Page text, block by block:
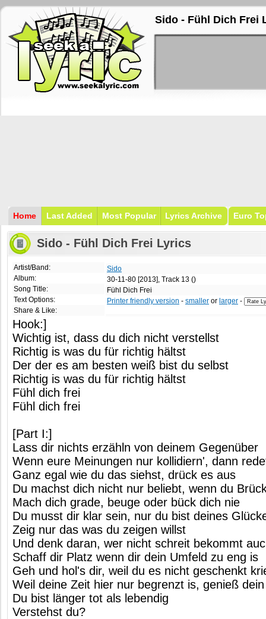
Sido - Fühl Dich Frei
Home Last Added Most Popular Lyrics Archive Euro
Sido - Fühl Dich Frei Lyrics
Artist/Band:
Album:
Song Title:
Text Options:
Share & Like:
Sido
30-11-80 [2013], Track 13 ()
Fühl Dich Frei
Printer friendly version - smaller or larger -
Hook:]
Wichtig ist, dass du dich nicht verstellst
Richtig is was du für richtig hältst
Der der es am besten weiß bist du selbst
Richtig is was du für richtig hältst
Fühl dich frei
Fühl dich frei
[Part I:]
Lass dir nichts erzähln von deinem Gegenüber
Wenn eure Meinungen nur kollidiern', dann
Ganz egal wie du das siehst, drück es aus
Du machst dich nicht nur beliebt, wenn du
Mach dich grade, beuge oder bück dich nie
Du musst dir klar sein, nur du bist deines
Zeig nur das was du zeigen willst
Und denk daran, wer nicht schreit bekommt
Schaff dir Platz wenn dir dein Umfeld zu eng is
Geh und hol's dir, weil du es nicht geschenkt
Weil deine Zeit hier nur begrenzt is, genieß
Du bist länger tot als lebendig
Verstehst du?